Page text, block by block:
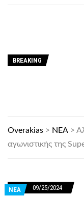
BREAKING
Overakias > ΝΕΑ >
αγωνιστικής της
ΝΕΑ 09/25/2024